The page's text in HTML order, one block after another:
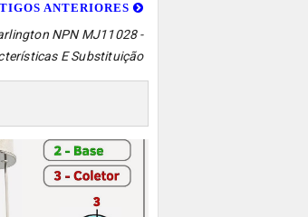
ANTERIORES
NPN MJ11028 -
E Substituição